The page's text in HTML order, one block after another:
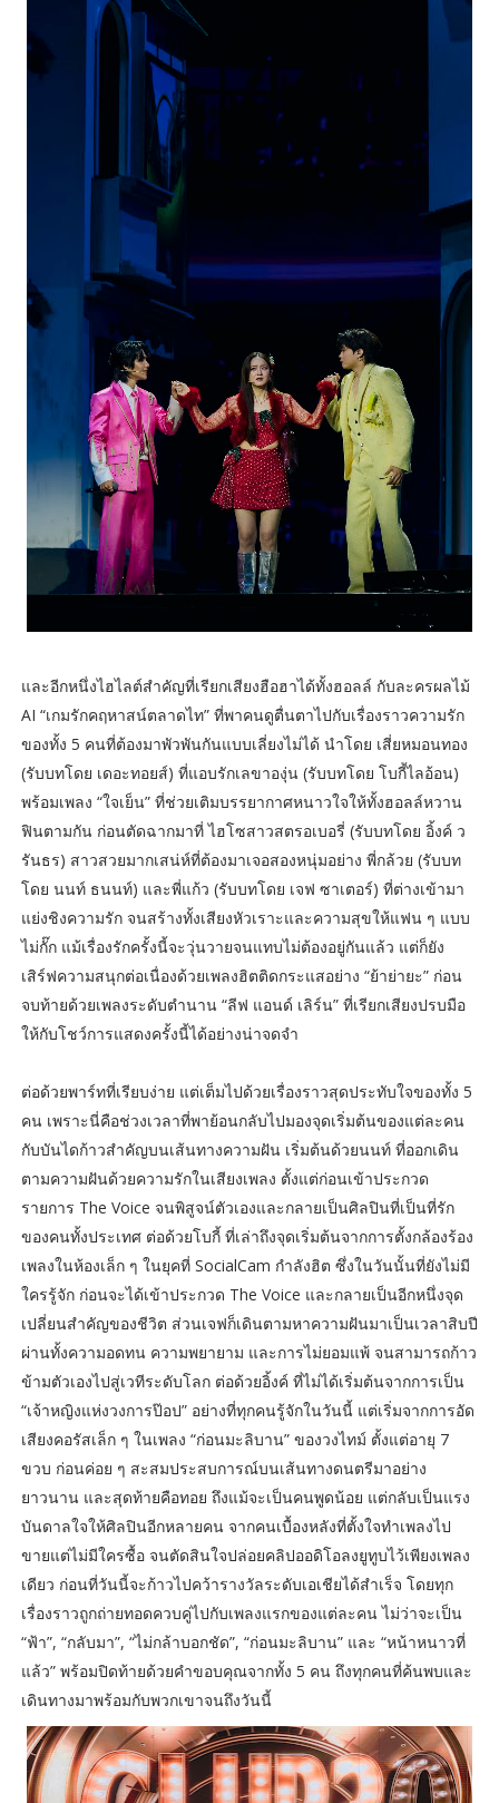
และอีกหนึ่งไฮไลต์สำคัญที่เรียกเสียงฮือฮาได้ทั้งฮอลล์ กับละครผลไม้
AI “เกมรักคฤหาสน์ตลาดไท” ที่พาคนดูตื่นตาไปกับเรื่องราวความรัก
ของทั้ง 5 คนที่ต้องมาพัวพันกันแบบเลี่ยงไม่ได้ นำโดย เสี่ยหมอนทอง
(รับบทโดย เดอะทอยส์) ที่แอบรักเลขาองุ่น (รับบทโดย โบกี้ไลอ้อน)
พร้อมเพลง “ใจเย็น” ที่ช่วยเติมบรรยากาศหนาวใจให้ทั้งฮอลล์หวาน
ฟินตามกัน ก่อนตัดฉากมาที่ ไฮโซสาวสตรอเบอรี่ (รับบทโดย อิ้งค์ ว
รันธร) สาวสวยมากเสน่ห์ที่ต้องมาเจอสองหนุ่มอย่าง พี่กล้วย (รับบท
โดย นนท์ ธนนท์) และพี่แก้ว (รับบทโดย เจฟ ซาเตอร์) ที่ต่างเข้ามา
แย่งชิงความรัก จนสร้างทั้งเสียงหัวเราะและความสุขให้แฟน ๆ แบบ
ไม่กั๊ก แม้เรื่องรักครั้งนี้จะวุ่นวายจนแทบไม่ต้องอยู่กันแล้ว แต่ก็ยัง
เสิร์ฟความสนุกต่อเนื่องด้วยเพลงฮิตติดกระแสอย่าง “ย้าย่ายะ” ก่อน
จบท้ายด้วยเพลงระดับตำนาน “ลีฟ แอนด์ เลิร์น” ที่เรียกเสียงปรบมือ
ให้กับโชว์การแสดงครั้งนี้ได้อย่างน่าจดจำ
ต่อด้วยพาร์ทที่เรียบง่าย แต่เต็มไปด้วยเรื่องราวสุดประทับใจของทั้ง 5
คน เพราะนี่คือช่วงเวลาที่พาย้อนกลับไปมองจุดเริ่มต้นของแต่ละคน
กับบันไดก้าวสำคัญบนเส้นทางความฝัน เริ่มต้นด้วยนนท์ ที่ออกเดิน
ตามความฝันด้วยความรักในเสียงเพลง ตั้งแต่ก่อนเข้าประกวด
รายการ The Voice จนพิสูจน์ตัวเองและกลายเป็นศิลปินที่เป็นที่รัก
ของคนทั้งประเทศ ต่อด้วยโบกี้ ที่เล่าถึงจุดเริ่มต้นจากการตั้งกล้องร้อง
เพลงในห้องเล็ก ๆ ในยุคที่ SocialCam กำลังฮิต ซึ่งในวันนั้นที่ยังไม่มี
ใครรู้จัก ก่อนจะได้เข้าประกวด The Voice และกลายเป็นอีกหนึ่งจุด
เปลี่ยนสำคัญของชีวิต ส่วนเจฟก็เดินตามหาความฝันมาเป็นเวลาสิบปี
ผ่านทั้งความอดทน ความพยายาม และการไม่ยอมแพ้ จนสามารถก้าว
ข้ามตัวเองไปสู่เวทีระดับโลก ต่อด้วยอิ้งค์ ที่ไม่ได้เริ่มต้นจากการเป็น
“เจ้าหญิงแห่งวงการป๊อป” อย่างที่ทุกคนรู้จักในวันนี้ แต่เริ่มจากการอัด
เสียงคอรัสเล็ก ๆ ในเพลง “ก่อนมะลิบาน” ของวงไทม์ ตั้งแต่อายุ 7
ขวบ ก่อนค่อย ๆ สะสมประสบการณ์บนเส้นทางดนตรีมาอย่าง
ยาวนาน และสุดท้ายคือทอย ถึงแม้จะเป็นคนพูดน้อย แต่กลับเป็นแรง
บันดาลใจให้ศิลปินอีกหลายคน จากคนเบื้องหลังที่ตั้งใจทำเพลงไป
ขายแต่ไม่มีใครซื้อ จนตัดสินใจปล่อยคลิปออดิโอลงยูทูบไว้เพียงเพลง
เดียว ก่อนที่วันนี้จะก้าวไปคว้ารางวัลระดับเอเชียได้สำเร็จ โดยทุก
เรื่องราวถูกถ่ายทอดควบคู่ไปกับเพลงแรกของแต่ละคน ไม่ว่าจะเป็น
“ฟ้า”, “กลับมา”, “ไม่กล้าบอกชัด”, “ก่อนมะลิบาน” และ “หน้าหนาวที่
แล้ว” พร้อมปิดท้ายด้วยคำขอบคุณจากทั้ง 5 คน ถึงทุกคนที่ค้นพบและ
เดินทางมาพร้อมกับพวกเขาจนถึงวันนี้